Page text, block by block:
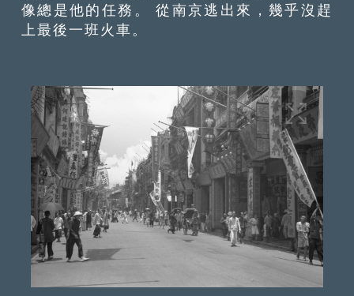
像總是他的任務。 從南京逃出來，幾乎沒趕
上最後一班火車。